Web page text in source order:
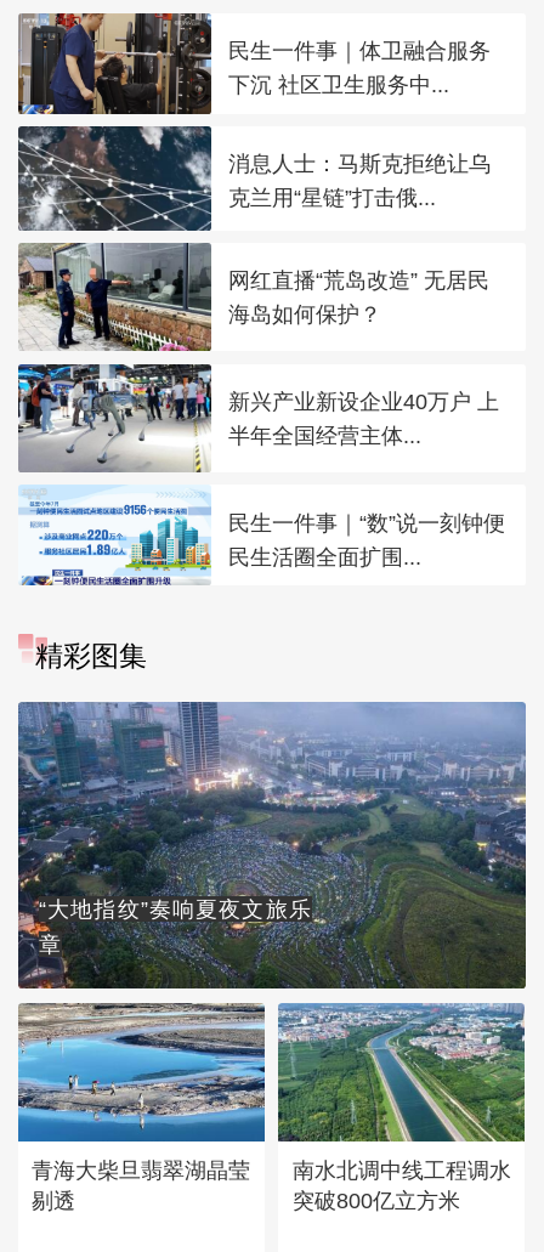
民生一件事｜体卫融合服务
下沉 社区卫生服务中...
消息人士：马斯克拒绝让乌
克兰用“星链”打击俄...
网红直播“荒岛改造” 无居民
海岛如何保护？
新兴产业新设企业40万户 上
半年全国经营主体...
民生一件事｜“数”说一刻钟便
民生活圈全面扩围...
精彩图集
“大地指纹”奏响夏夜文旅乐
章
青海大柴旦翡翠湖晶莹
剔透
南水北调中线工程调水
突破800亿立方米